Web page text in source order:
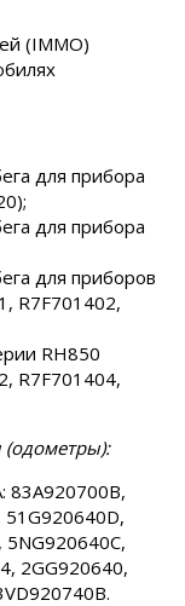
(IMMO)
для прибора
для прибора
для приборов
R7F701402,
RH850
R7F701404,
83A920700B,
2GG920640,